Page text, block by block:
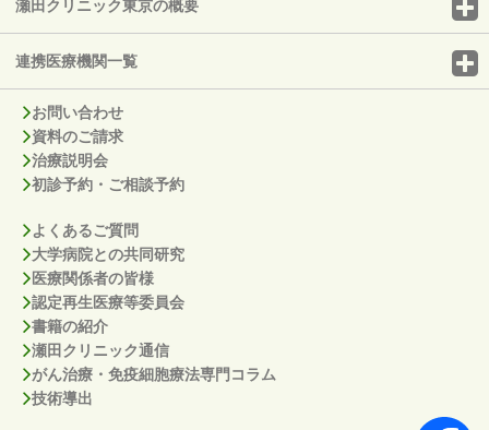
瀬田クリニック東京の概要
連携医療機関一覧
お問い合わせ
資料のご請求
治療説明会
初診予約・ご相談予約
よくあるご質問
大学病院との共同研究
医療関係者の皆様
認定再生医療等委員会
書籍の紹介
瀬田クリニック通信
がん治療・免疫細胞療法専門コラム
技術導出